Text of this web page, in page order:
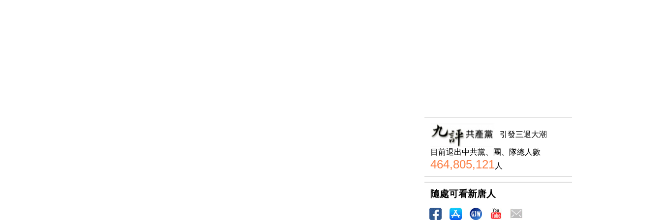
引發三退大潮
目前退出中共黨、團、隊總人數
464,805,121人
隨處可看新唐人